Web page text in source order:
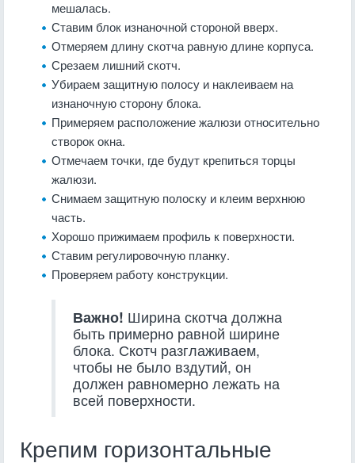
мешалась.
Ставим блок изнаночной стороной вверх.
Отмеряем длину скотча равную длине корпуса.
Срезаем лишний скотч.
Убираем защитную полосу и наклеиваем на
изнаночную сторону блока.
Примеряем расположение жалюзи относительно
створок окна.
Отмечаем точки, где будут крепиться торцы
жалюзи.
Снимаем защитную полоску и клеим верхнюю
часть.
Хорошо прижимаем профиль к поверхности.
Ставим регулировочную планку.
Проверяем работу конструкции.
Важно! Ширина скотча должна
быть примерно равной ширине
блока. Скотч разглаживаем,
чтобы не было вздутий, он
должен равномерно лежать на
всей поверхности.
Крепим горизонтальные